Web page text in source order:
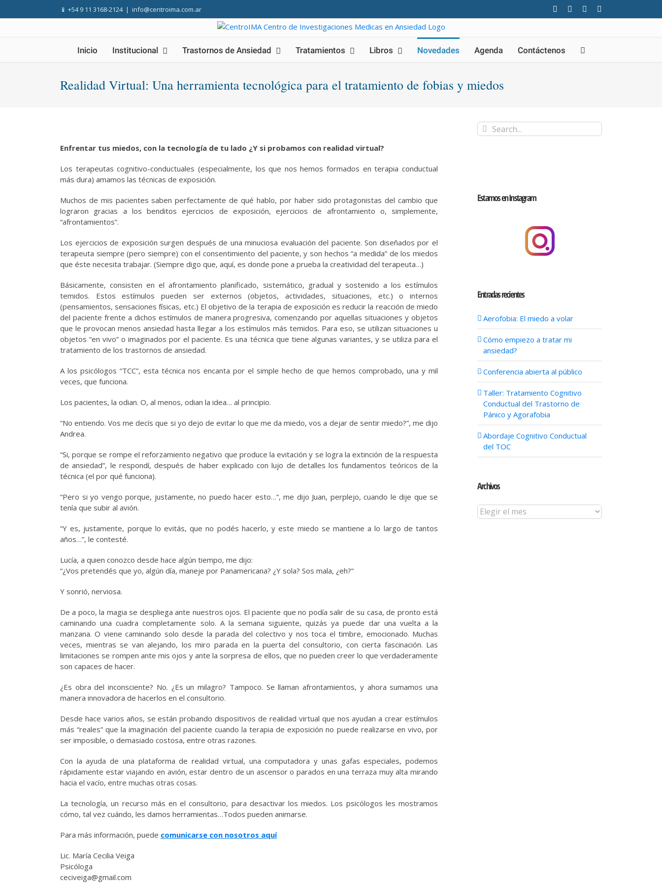
to
📱 +54 9 11 3168-2124 | info@centroima.com.ar FacebookInstagram
Twitter
Inicio Institucional Trastornos de Ansiedad Tratamientos Libros Novedades Agenda Contáctenos
Realidad Virtual: Una herramienta tecnológica para el tratamiento de fobias y miedos
Enfrentar tus miedos, con la tecnología de tu lado ¿Y si probamos con realidad virtual?
Los terapeutas cognitivo-conductuales (especialmente, los que nos hemos formados en terapia conductual
más dura) amamos las técnicas de exposición.
Muchos de mis pacientes saben perfectamente de qué hablo, por haber sido protagonistas del cambio que
lograron gracias a los benditos ejercicios de exposición, ejercicios de afrontamiento o, simplemente,
“afrontamientos”.
Los ejercicios de exposición surgen después de una minuciosa evaluación del paciente. Son diseñados por el
terapeuta siempre (pero siempre) con el consentimiento del paciente, y son hechos “a medida” de los miedos
que éste necesita trabajar. (Siempre digo que, aquí, es donde pone a prueba la creatividad del terapeuta…)
Básicamente, consisten en el afrontamiento planificado, sistemático, gradual y sostenido a los estímulos
temidos. Estos estímulos pueden ser externos (objetos, actividades, situaciones, etc.) o internos
(pensamientos, sensaciones físicas, etc.) El objetivo de la terapia de exposición es reducir la reacción de miedo
del paciente frente a dichos estímulos de manera progresiva, comenzando por aquellas situaciones y objetos
que le provocan menos ansiedad hasta llegar a los estímulos más temidos. Para eso, se utilizan situaciones u
objetos “en vivo” o imaginados por el paciente. Es una técnica que tiene algunas variantes, y se utiliza para el
tratamiento de los trastornos de ansiedad.
A los psicólogos “TCC”, esta técnica nos encanta por el simple hecho de que hemos comprobado, una y mil
veces, que funciona.
Los pacientes, la odian. O, al menos, odian la idea… al principio.
“No entiendo. Vos me decís que si yo dejo de evitar lo que me da miedo, vos a dejar de sentir miedo?”, me dijo
Andrea.
“Si, porque se rompe el reforzamiento negativo que produce la evitación y se logra la extinción de la respuesta
de ansiedad”, le respondí, después de haber explicado con lujo de detalles los fundamentos teóricos de la
técnica (el por qué funciona).
“Pero si yo vengo porque, justamente, no puedo hacer esto…”, me dijo Juan, perplejo, cuando le dije que se
tenía que subir al avión.
“Y es, justamente, porque lo evitás, que no podés hacerlo, y este miedo se mantiene a lo largo de tantos
años…”, le contesté.
Lucía, a quien conozco desde hace algún tiempo, me dijo:
“¿Vos pretendés que yo, algún día, maneje por Panamericana? ¿Y sola? Sos mala, ¿eh?”
Y sonrió, nerviosa.
De a poco, la magia se despliega ante nuestros ojos. El paciente que no podía salir de su casa, de pronto está
caminando una cuadra completamente solo. A la semana siguiente, quizás ya puede dar una vuelta a la
manzana. O viene caminando solo desde la parada del colectivo y nos toca el timbre, emocionado. Muchas
veces, mientras se van alejando, los miro parada en la puerta del consultorio, con cierta fascinación. Las
limitaciones se rompen ante mis ojos y ante la sorpresa de ellos, que no pueden creer lo que verdaderamente
son capaces de hacer.
¿Es obra del inconsciente? No. ¿Es un milagro? Tampoco. Se llaman afrontamientos, y ahora sumamos una
manera innovadora de hacerlos en el consultorio.
Desde hace varios años, se están probando dispositivos de realidad virtual que nos ayudan a crear estímulos
más “reales” que la imaginación del paciente cuando la terapia de exposición no puede realizarse en vivo, por
ser imposible, o demasiado costosa, entre otras razones.
Con la ayuda de una plataforma de realidad virtual, una computadora y unas gafas especiales, podemos
rápidamente estar viajando en avión, estar dentro de un ascensor o parados en una terraza muy alta mirando
hacia el vacío, entre muchas otras cosas.
La tecnología, un recurso más en el consultorio, para desactivar los miedos. Los psicólogos les mostramos
cómo, tal vez cuándo, les damos herramientas…Todos pueden animarse.
Para más información, puede comunicarse con nosotros aquí
Lic. María Cecilia Veiga
Psicóloga
ceciveiga@gmail.com
Search
for:
Estamos en Instagram
Entradas recientes
Aerofobia: El miedo a volar
Cómo empiezo a tratar mi
ansiedad?
Conferencia abierta al público
Taller: Tratamiento Cognitivo
Conductual del Trastorno de
Pánico y Agorafobia
Abordaje Cognitivo Conductual
del TOC
Archivos
Archivos